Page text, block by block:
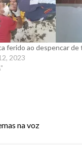
ferido ao despencar de
2023
na voz